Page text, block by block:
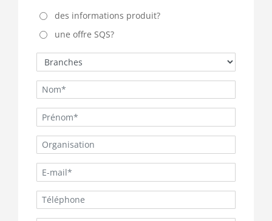
des informations produit?
une offre SQS?